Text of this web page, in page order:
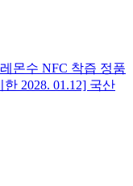
몬수 NFC 착즙 정품
2028. 01.12] 국산